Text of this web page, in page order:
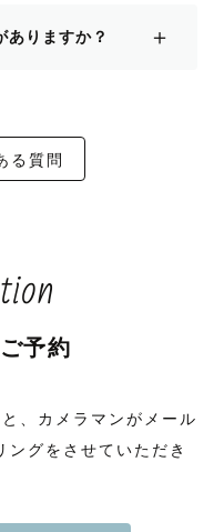
ありますか？ ＋
る質問
予約
、カメラマンがメール
グをさせていただき